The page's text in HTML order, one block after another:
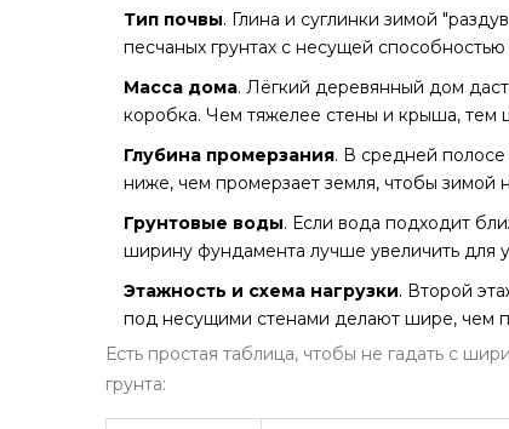
Тип почвы. Глина и суглинки зимой
песчаных грунтах с несущей
Масса дома. Лёгкий деревянный дом
коробка. Чем тяжелее стены и крыша, тем
Глубина промерзания. В средней
ниже, чем промерзает земля, чтобы зимой
Грунтовые воды. Если вода подходит
ширину фундамента лучше увеличить для
Этажность и схема нагрузки. Второй
под несущими стенами делают шире, чем
Есть простая таблица, чтобы не гадать с
грунта: